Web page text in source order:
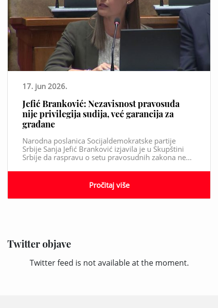
Twitter objave
Twitter feed is not available at the moment.
17. jun 2026.
Jefić Branković: Nezavisnost pravosuđa
nije privilegija sudija, već garancija za
građane
Narodna poslanica Socijaldemokratske partije
Srbije Sanja Jefić Branković izjavila je u Skupštini
Srbije da raspravu o setu pravosudnih zakona ne...
Pročitaj više